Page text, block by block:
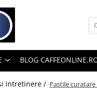
BLOG
intretinere / Pastile